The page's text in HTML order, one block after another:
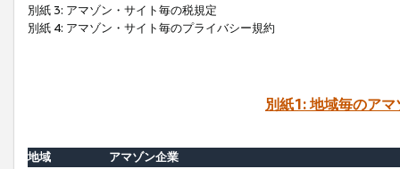
別紙 3: アマゾン・サイト毎の税規定
別紙 4: アマゾン・サイト毎のプライバシー規約
別紙1: 地域毎のア
地域
アマゾン企業